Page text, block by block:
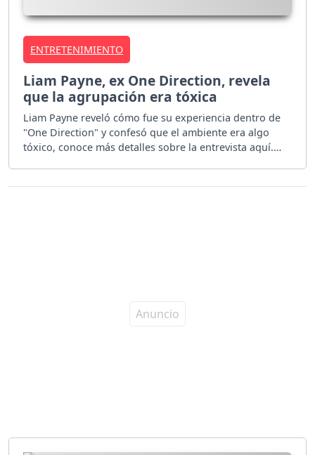
ENTRETENIMIENTO
Liam Payne, ex One Direction, revela
que la agrupación era tóxica
Liam Payne reveló cómo fue su experiencia dentro de
"One Direction" y confesó que el ambiente era algo
tóxico, conoce más detalles sobre la entrevista aquí.